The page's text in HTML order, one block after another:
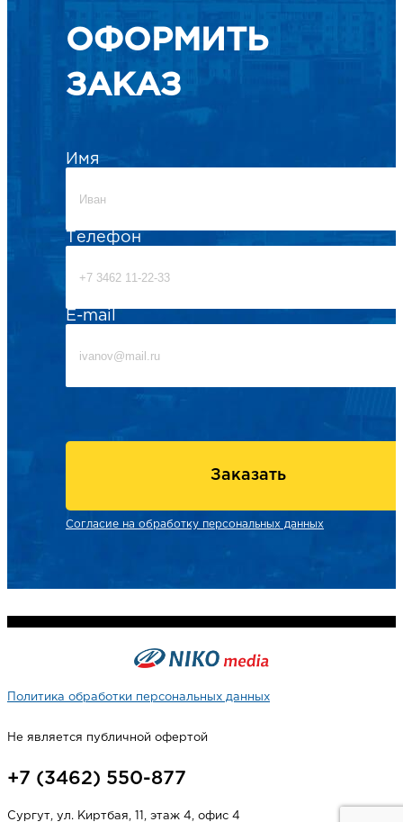
ОФОРМИТЬ
ЗАКАЗ
Имя
Телефон
E-mail
Заказать
Согласие на обработку персональных данных
Политика обработки персональных данных
Не является публичной офертой
+7 (3462) 550-877
Сургут, ул. Киртбая, 11, этаж 4, офис 4